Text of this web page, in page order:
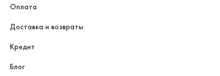
Оплата
Доставка и возвраты
Кредит
Блог